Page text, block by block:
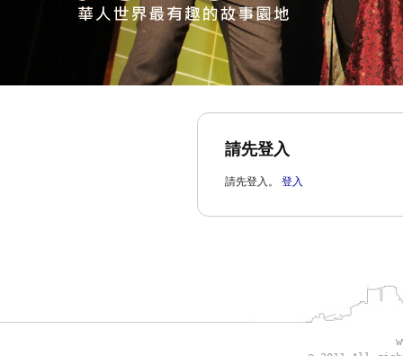
請先登入
請先登入。 登入